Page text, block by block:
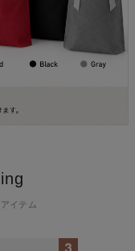
イテム